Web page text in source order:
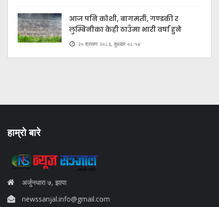
आज पनि कोशी, बागमती, गण्डकी र
लुम्बिनीका केही ठाउँमा भारी वर्षा हुने
२० श्रावण २०८३, बुधबार ०८:५४
हाम्रो बारे
अर्जुनधारा ७, झापा
newssanjal.info@gmail.com